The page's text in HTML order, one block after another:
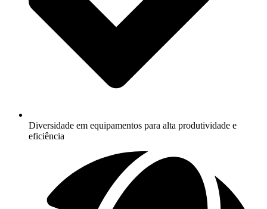
Diversidade em equipamentos para alta produtividade e
eficiência